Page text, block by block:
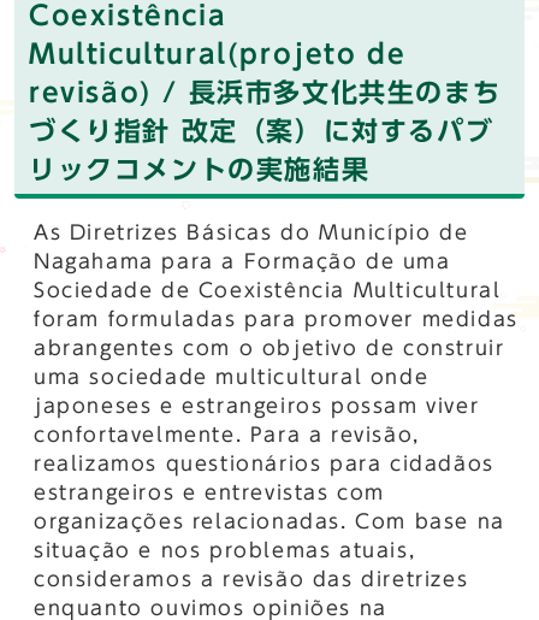
Coexistência
Multicultural(projeto de
revisão) / 長浜市多文化共生のまち
づくり指針 改定（案）に対するパブ
リックコメントの実施結果
As Diretrizes Básicas do Município de
Nagahama para a Formação de uma
Sociedade de Coexistência Multicultural
foram formuladas para promover medidas
abrangentes com o objetivo de construir
uma sociedade multicultural onde
japoneses e estrangeiros possam viver
confortavelmente. Para a revisão,
realizamos questionários para cidadãos
estrangeiros e entrevistas com
organizações relacionadas. Com base na
situação e nos problemas atuais,
consideramos a revisão das diretrizes
enquanto ouvimos opiniões na